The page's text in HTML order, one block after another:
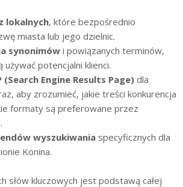
lokalnych, które bezpośrednio
miasta lub jego dzielnic.
synonimówi powiązanych terminów,
używać potencjalni klienci.
(Search Engine Results Page) dla
aby zrozumieć, jakie treści konkurencja
formaty są preferowane przez
wyszukiwania specyficznych dla
Konina.
słów kluczowych jest podstawą całej